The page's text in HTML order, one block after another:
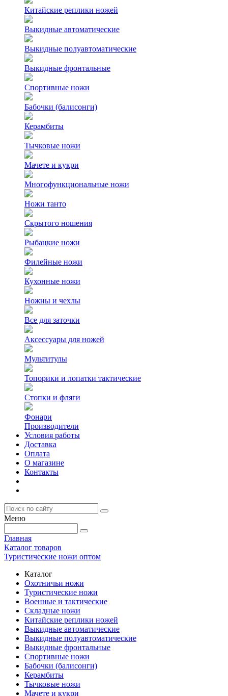
Китайские реплики ножей
Выкидные автоматические
Выкидные полуавтоматические
Выкидные фронтальные
Спортивные ножи
Бабочки (балисонги)
Керамбиты
Тычковые ножи
Мачете и кукри
Многофункциональные ножи
Ножи танто
Скрытого ношения
Рыбацкие ножи
Филейные ножи
Кухонные ножи
Ножны и чехлы
Все для заточки
Аксессуары для ножей
Мультитулы
Топорики и лопатки тактические
Стопки и фляги
Фонари
Производители
Условия работы
Доставка
Оплата
О магазине
Контакты
Меню
Главная
Каталог товаров
Туристические ножи оптом
Каталог
Охотничьи ножи
Туристические ножи
Военные и тактические
Складные ножи
Китайские реплики ножей
Выкидные автоматические
Выкидные полуавтоматические
Выкидные фронтальные
Спортивные ножи
Бабочки (балисонги)
Керамбиты
Тычковые ножи
Мачете и кукри